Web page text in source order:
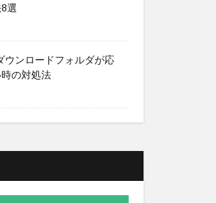
選
ウンロードフォルダが応
の対処法